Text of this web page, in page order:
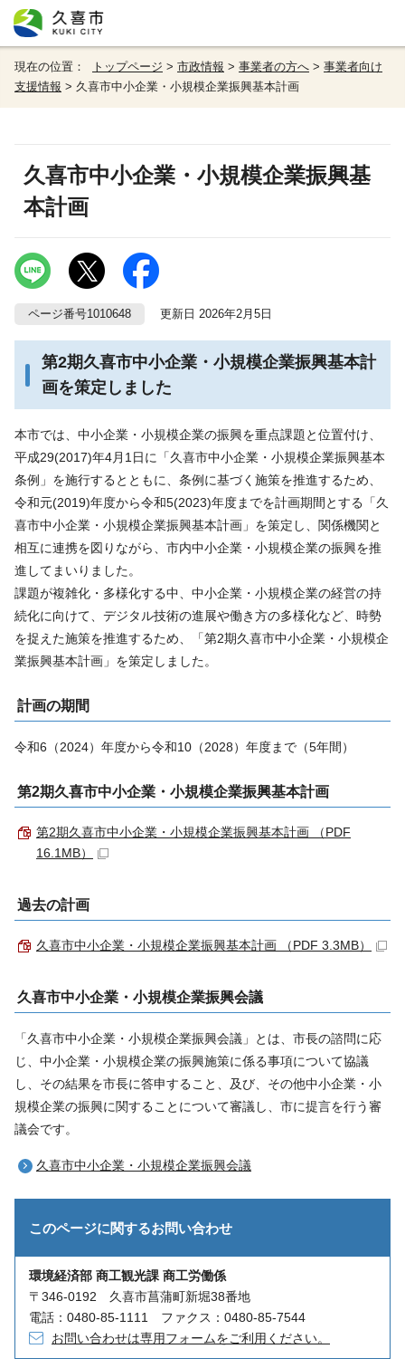
現在の位置： トップページ > 市政情報 > 事業者の方へ > 事業者向け
支援情報 > 久喜市中小企業・小規模企業振興基本計画
久喜市中小企業・小規模企業振興基
本計画
ページ番号1010648 更新日 2026年2月5日
第2期久喜市中小企業・小規模企業振興基本計
画を策定しました
本市では、中小企業・小規模企業の振興を重点課題と位置付け、
平成29(2017)年4月1日に「久喜市中小企業・小規模企業振興基本
条例」を施行するとともに、条例に基づく施策を推進するため、
令和元(2019)年度から令和5(2023)年度までを計画期間とする「久
喜市中小企業・小規模企業振興基本計画」を策定し、関係機関と
相互に連携を図りながら、市内中小企業・小規模企業の振興を推
進してまいりました。
課題が複雑化・多様化する中、中小企業・小規模企業の経営の持
続化に向けて、デジタル技術の進展や働き方の多様化など、時勢
を捉えた施策を推進するため、「第2期久喜市中小企業・小規模企
業振興基本計画」を策定しました。
計画の期間
令和6（2024）年度から令和10（2028）年度まで（5年間）
第2期久喜市中小企業・小規模企業振興基本計画
第2期久喜市中小企業・小規模企業振興基本計画 （PDF
16.1MB）
過去の計画
久喜市中小企業・小規模企業振興基本計画 （PDF 3.3MB）
久喜市中小企業・小規模企業振興会議
「久喜市中小企業・小規模企業振興会議」とは、市長の諮問に応
じ、中小企業・小規模企業の振興施策に係る事項について協議
し、その結果を市長に答申すること、及び、その他中小企業・小
規模企業の振興に関することについて審議し、市に提言を行う審
議会です。
久喜市中小企業・小規模企業振興会議
このページに関するお問い合わせ
環境経済部 商工観光課 商工労働係
〒346-0192 久喜市菖蒲町新堀38番地
電話：0480-85-1111 ファクス：0480-85-7544
お問い合わせは専用フォームをご利用ください。